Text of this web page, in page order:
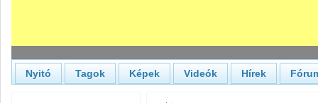
Nyitó Tagok Képek Videók Hírek